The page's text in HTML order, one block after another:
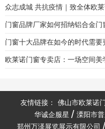
众志成城 共抗疫情｜致全体欧
门窗品牌厂家如何招纳铝合金门
门窗十大品牌在如今的时代需要
欧莱诺门窗专卖店：一场空间美
友情链接： 佛山市欧莱诺
华诚企服星
溧阳市
郑州万泽展览展示有限公司